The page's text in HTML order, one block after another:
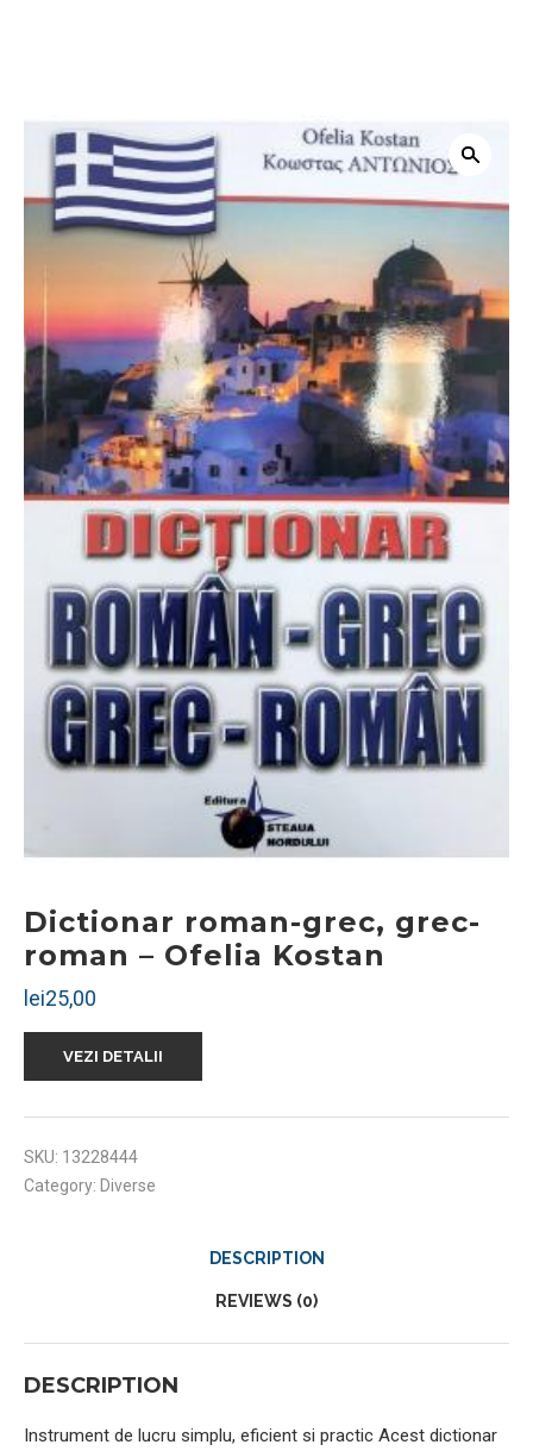
Dictionar roman-grec, grec-
roman – Ofelia Kostan
lei25,00
VEZI DETALII
SKU: 13228444
Category: Diverse
DESCRIPTION
REVIEWS (0)
DESCRIPTION
Instrument de lucru simplu, eficient si practic Acest dictionar